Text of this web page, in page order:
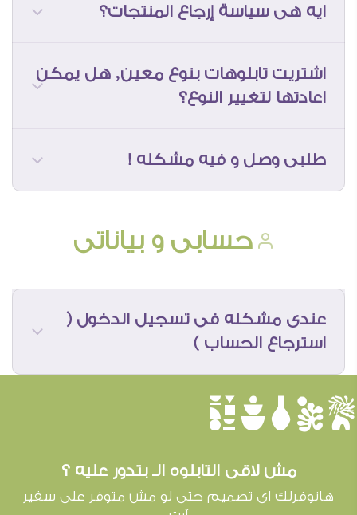
فقط
ايه هى سياسة إرجاع المنتجات؟
https://www.saferart.com/return-refund-
اشتريت تابلوهات بنوع معين, هل يمكن
اعادتها لتغيير النوع؟
طلبى وصل و فيه مشكله !
حسابى و بياناتى
عندى مشكله فى تسجيل الدخول (
استرجاع الحساب )
èûôçê
مش لاقى التابلوه الـ بتدور عليه ؟
هانوفرلك اى تصميم حتى لو مش متوفر على سفير